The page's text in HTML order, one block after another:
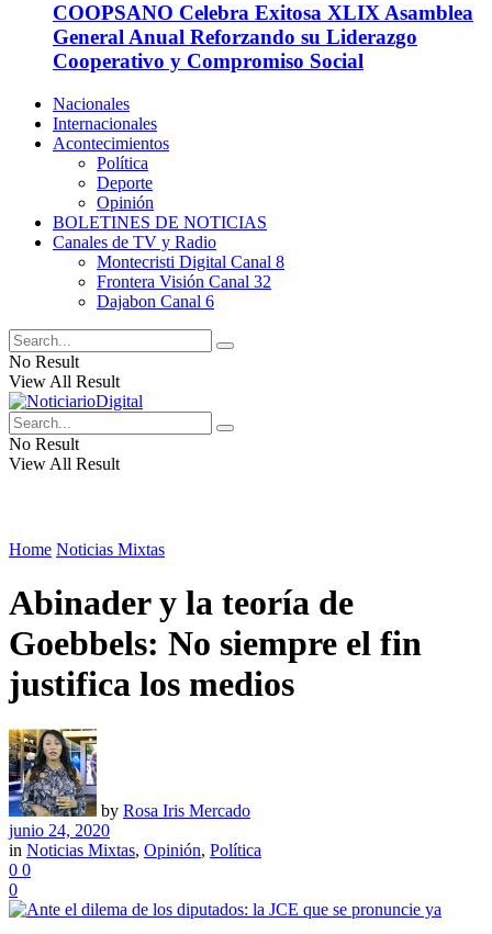
COOPSANO Celebra Exitosa XLIX Asamblea
General Anual Reforzando su Liderazgo
Cooperativo y Compromiso Social
Nacionales
Internacionales
Acontecimientos
Política
Deporte
Opinión
BOLETINES DE NOTICIAS
Canales de TV y Radio
Montecristi Digital Canal 8
Frontera Visión Canal 32
Dajabon Canal 6
No Result
View All Result
No Result
View All Result
Home Noticias Mixtas
Abinader y la teoría de
Goebbels: No siempre el fin
justifica los medios
by Rosa Iris Mercado
junio 24, 2020
in Noticias Mixtas, Opinión, Política
0 0
0